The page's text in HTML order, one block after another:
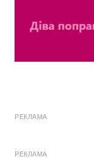
РЕКЛАМА
РЕКЛАМА